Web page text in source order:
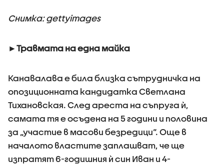
Снимка: gettyimages
►Травмата на една майка
Канавалава е била близка сътрудничка на
опозиционната кандидатка Светлана
Тихановская. След ареста на съпруга ѝ,
самата тя е осъдена на 5 години и половина
за „участие в масови безредици“. Още в
началото властите заплашват, че ще
изпратят 6-годишния ѝ син Иван и 4-